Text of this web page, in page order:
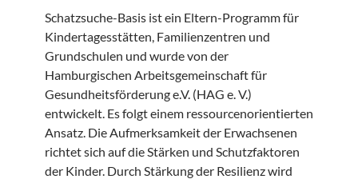
Schatzsuche-Basis ist ein Eltern-Programm für
Kindertagesstätten, Familienzentren und
Grundschulen und wurde von der
Hamburgischen Arbeitsgemeinschaft für
Gesundheitsförderung e.V. (HAG e. V.)
entwickelt. Es folgt einem ressourcenorientierten
Ansatz. Die Aufmerksamkeit der Erwachsenen
richtet sich auf die Stärken und Schutzfaktoren
der Kinder. Durch Stärkung der Resilienz wird